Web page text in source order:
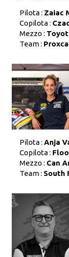
Pilota : Zaiac
Copilota :
Mezzo :
Team :
Pilota : Anja
Copilota :
Mezzo : Can
Team : South